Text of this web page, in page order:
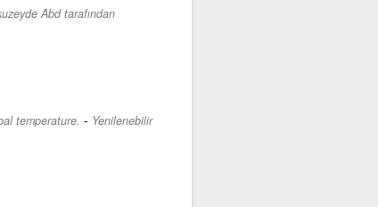
Abd tarafından
temperature. - Yenilenebilir